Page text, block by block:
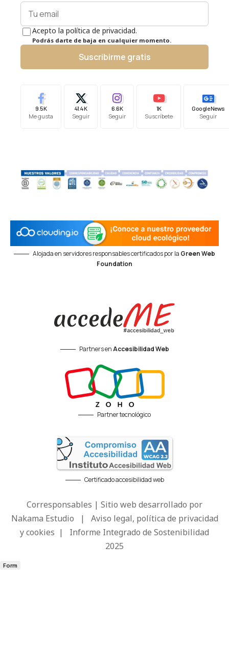
Acepto la política de privacidad.
Podrás darte de baja en cualquier momento.
Suscribirme gratis
9.5K
Me gusta
41.4K
Seguir
6.6K
Seguir
1K
Suscríbete
Google News
Seguir
Alojada en servidores responsables certificados por la Green Web
Foundation
Partners enAccesibilidad Web
Partner tecnológico
Certificado accesibilidad web
Corresponsables | Sitio web desarrollado por
Nakama Estudio | Aviso legal, política de privacidad
y cookies | Informe Integrado de Sostenibilidad
2025
Form